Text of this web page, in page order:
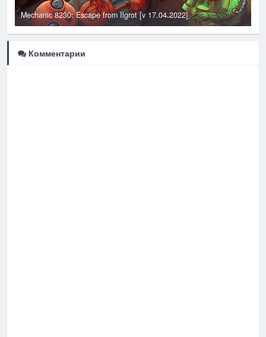
Mechanic 8230: Escape from Ilgrot [v 17.04.2022]
Комментарии